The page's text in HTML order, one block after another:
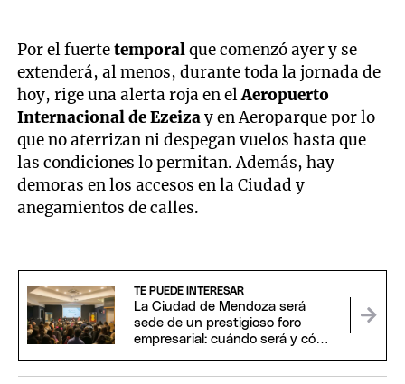
Por el fuertetemporalque comenzó ayer y se
extenderá, al menos, durante toda la jornada de
hoy, rige una alerta roja en elAeropuerto
Internacional de Ezeizay en Aeroparque por lo
que no aterrizan ni despegan vuelos hasta que
las condiciones lo permitan. Además, hay
demoras en los accesos en la Ciudad y
anegamientos de calles.
TE PUEDE INTERESAR
La Ciudad de Mendoza será
sede de un prestigioso foro
empresarial: cuándo será y cómo